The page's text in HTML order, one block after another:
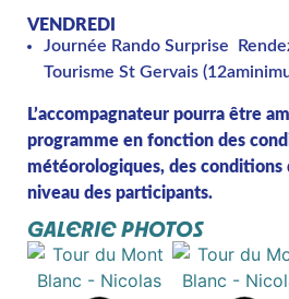
VENDREDI
Journée Rando Surprise
Tourisme St Gervais
L’accompagnateur pourra être
programme en fonction des
météorologiques, des conditions
niveau des participants.
GALERIE PHOTOS